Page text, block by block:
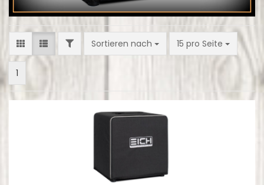
FILTERSortieren nach
Sortieren nach 15 pro Seite
pro Seite
1